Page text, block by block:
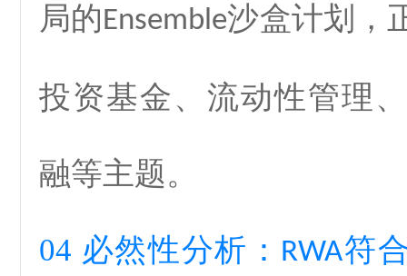
局的Ensemble沙盒计划，
投资基金、流动性管理
融等主题。
04 必然性分析： RWA符